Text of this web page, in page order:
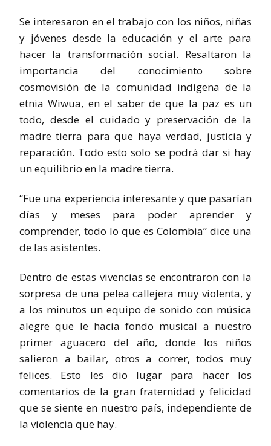
Se interesaron en el trabajo con los niños, niñas
y jóvenes desde la educación y el arte para
hacer la transformación social. Resaltaron la
importancia del conocimiento sobre
cosmovisión de la comunidad indígena de la
etnia Wiwua, en el saber de que la paz es un
todo, desde el cuidado y preservación de la
madre tierra para que haya verdad, justicia y
reparación. Todo esto solo se podrá dar si hay
un equilibrio en la madre tierra.
“Fue una experiencia interesante y que pasarían
días y meses para poder aprender y
comprender, todo lo que es Colombia” dice una
de las asistentes.
Dentro de estas vivencias se encontraron con la
sorpresa de una pelea callejera muy violenta, y
a los minutos un equipo de sonido con música
alegre que le hacia fondo musical a nuestro
primer aguacero del año, donde los niños
salieron a bailar, otros a correr, todos muy
felices. Esto les dio lugar para hacer los
comentarios de la gran fraternidad y felicidad
que se siente en nuestro país, independiente de
la violencia que hay.